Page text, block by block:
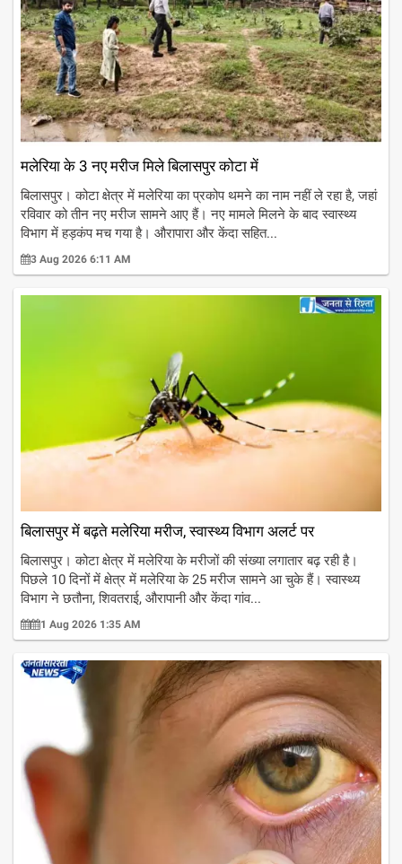
मलेरिया के 3 नए मरीज मिले बिलासपुर कोटा में
बिलासपुर। कोटा क्षेत्र में मलेरिया का प्रकोप थमने का नाम नहीं ले रहा है, जहां
रविवार को तीन नए मरीज सामने आए हैं। नए मामले मिलने के बाद स्वास्थ्य
विभाग में हड़कंप मच गया है। औरापारा और केंदा सहित...
3 Aug 2026 6:11 AM
बिलासपुर में बढ़ते मलेरिया मरीज, स्वास्थ्य विभाग अलर्ट पर
बिलासपुर। कोटा क्षेत्र में मलेरिया के मरीजों की संख्या लगातार बढ़ रही है।
पिछले 10 दिनों में क्षेत्र में मलेरिया के 25 मरीज सामने आ चुके हैं। स्वास्थ्य
विभाग ने छतौना, शिवतराई, औरापानी और केंदा गांव...
1 Aug 2026 1:35 AM